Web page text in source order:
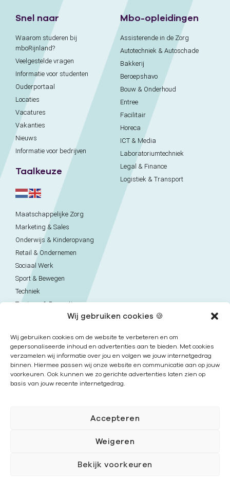
Wij gebruiken cookies 🍪
Wij gebruiken cookies om de website te verbeteren en om
gepersonaliseerde inhoud en advertenties aan te bieden. Met cookies
verzamelen wij informatie over jou en volgen we jouw internetgedrag
binnen. Hiermee passen wij onze website en communicatie aan op jouw
voorkeuren. Ook kunnen we zo gerichte advertenties laten zien op
basis van jouw recente internetgedrag.
Accepteren
Weigeren
Bekijk voorkeuren
Snel naar
Waarom studeren bij
mboRijnland?
Veelgestelde vragen
Informatie voor studenten
Ouderportaal
Locaties
Vacatures
Vakanties
Nieuws
Informatie voor bedrijven
Taalkeuze
Mbo-opleidingen
Assisterende in de Zorg
Autotechniek & Autoschade
Bakkerij
Beroepshavo
Bouw & Onderhoud
Entree
Facilitair
Horeca
ICT & Media
Laboratoriumtechniek
Legal & Finance
Logistiek & Transport
Maatschappelijke Zorg
Marketing & Sales
Onderwijs & Kinderopvang
Retail & Ondernemen
Sociaal Werk
Sport & Bewegen
Techniek
Toerisme & Recreatie
Uiterlijke Verzorging
Verpleegkunde & Verzorgende
Next College Vavo